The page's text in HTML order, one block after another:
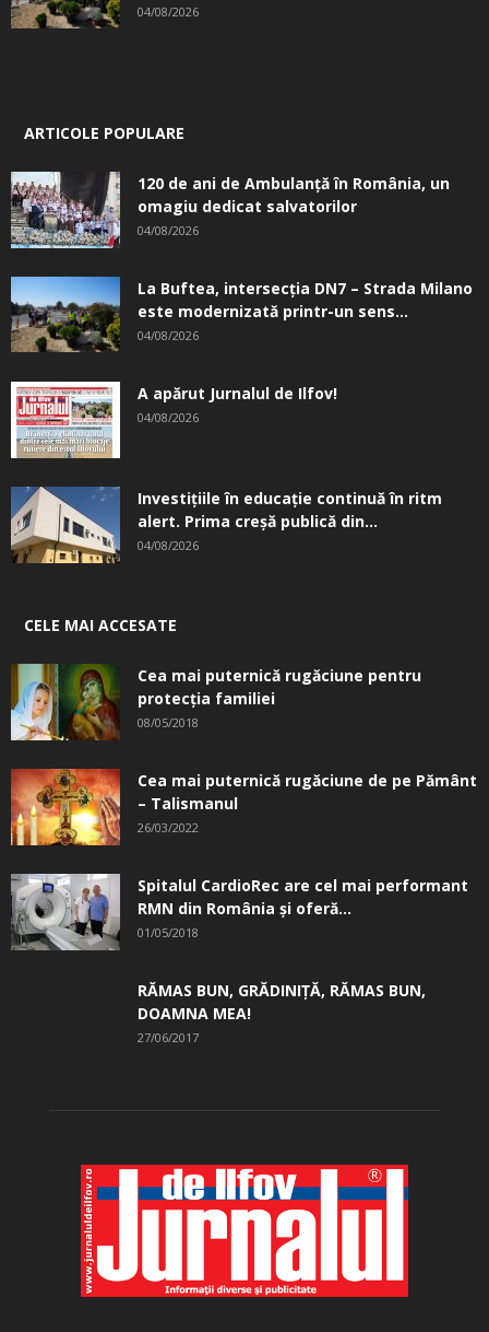
04/08/2026
ARTICOLE POPULARE
120 de ani de Ambulanță în România, un
omagiu dedicat salvatorilor
04/08/2026
La Buftea, intersecţia DN7 – Strada Milano
este modernizată printr-un sens...
04/08/2026
A apărut Jurnalul de Ilfov!
04/08/2026
Investițiile în educație continuă în ritm
alert. Prima creşă publică din...
04/08/2026
CELE MAI ACCESATE
Cea mai puternică rugăciune pentru
protecția familiei
08/05/2018
Cea mai puternică rugăciune de pe Pământ
– Talismanul
26/03/2022
Spitalul CardioRec are cel mai performant
RMN din România și oferă...
01/05/2018
RĂMAS BUN, GRĂDINIŢĂ, ­RĂMAS BUN,
DOAMNA MEA!
27/06/2017